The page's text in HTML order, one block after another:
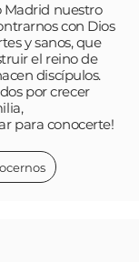
Madrid nuestro
con Dios
y sanos, que
el reino de
discípulos.
por crecer
para conocerte!